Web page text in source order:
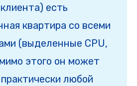
есть
квартира со всеми
(выделенные CPU,
этого он может
любой